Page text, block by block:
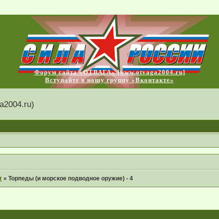
Форум сайта «ОТВАГА» [www.otvaga2004.ru]
Вступайте в нашу группу «Вконтакте»
»Торпеды (и морское подводное оружие) - 4